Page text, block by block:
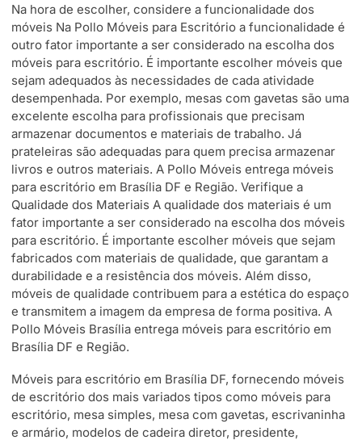
Na hora de escolher, considere a funcionalidade dos
móveis Na Pollo Móveis para Escritório a funcionalidade é
outro fator importante a ser considerado na escolha dos
móveis para escritório. É importante escolher móveis que
sejam adequados às necessidades de cada atividade
desempenhada. Por exemplo, mesas com gavetas são uma
excelente escolha para profissionais que precisam
armazenar documentos e materiais de trabalho. Já
prateleiras são adequadas para quem precisa armazenar
livros e outros materiais. A Pollo Móveis entrega móveis
para escritório em Brasília DF e Região. Verifique a
Qualidade dos Materiais A qualidade dos materiais é um
fator importante a ser considerado na escolha dos móveis
para escritório. É importante escolher móveis que sejam
fabricados com materiais de qualidade, que garantam a
durabilidade e a resistência dos móveis. Além disso,
móveis de qualidade contribuem para a estética do espaço
e transmitem a imagem da empresa de forma positiva. A
Pollo Móveis Brasília entrega móveis para escritório em
Brasília DF e Região.
Móveis para escritório em Brasília DF, fornecendo móveis
de escritório dos mais variados tipos como móveis para
escritório, mesa simples, mesa com gavetas, escrivaninha
e armário, modelos de cadeira diretor, presidente,